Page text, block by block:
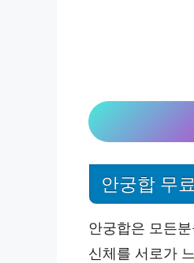
안궁합 무
안궁합은 모든
신체를 서로가